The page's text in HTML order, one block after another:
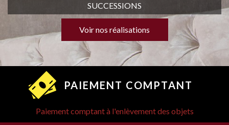
SUCCESSIONS
Voir nos réalisations
PAIEMENT COMPTANT
Paiement comptant à l'enlèvement des objets